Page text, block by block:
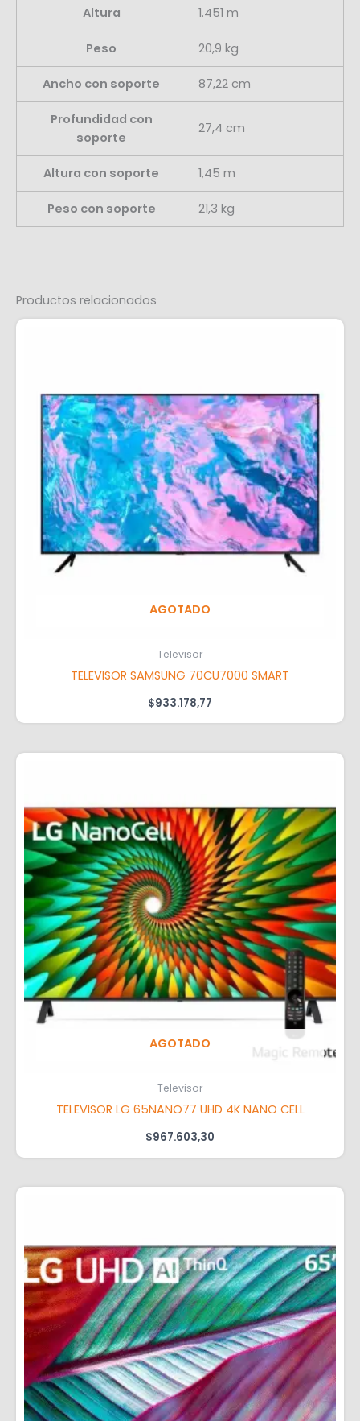
Altura
1.451 m
Peso 20,9 kg
Ancho con soporte 87,22 cm
Profundidad con
soporte
27,4 cm
Altura con soporte 1,45 m
Peso con soporte 21,3 kg
Productos relacionados
AGOTADO
Televisor
TELEVISOR SAMSUNG 70CU7000 SMART
$933.178,77
AGOTADO
Televisor
TELEVISOR LG 65NANO77 UHD 4K NANO CELL
$967.603,30